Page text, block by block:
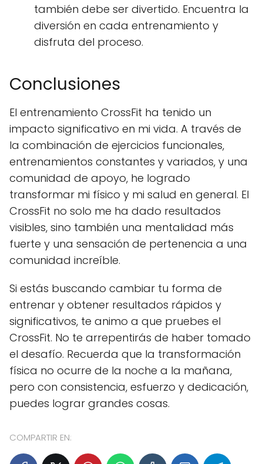
también debe ser divertido. Encuentra la
diversión en cada entrenamiento y
disfruta del proceso.
Conclusiones
El entrenamiento CrossFit ha tenido un
impacto significativo en mi vida. A través de
la combinación de ejercicios funcionales,
entrenamientos constantes y variados, y una
comunidad de apoyo, he logrado
transformar mi físico y mi salud en general. El
CrossFit no solo me ha dado resultados
visibles, sino también una mentalidad más
fuerte y una sensación de pertenencia a una
comunidad increíble.
Si estás buscando cambiar tu forma de
entrenar y obtener resultados rápidos y
significativos, te animo a que pruebes el
CrossFit. No te arrepentirás de haber tomado
el desafío. Recuerda que la transformación
física no ocurre de la noche a la mañana,
pero con consistencia, esfuerzo y dedicación,
puedes lograr grandes cosas.
COMPARTIR EN: